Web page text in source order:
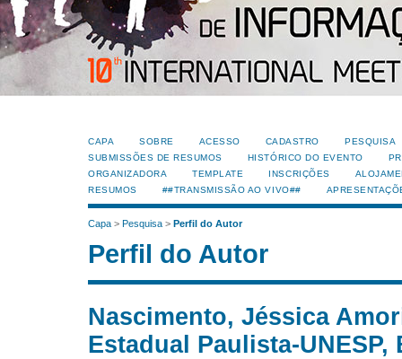
CAPA SOBRE ACESSO CADASTRO
PESQUISA
SUBMISSÕES DE RESUMOS
HISTÓRICO DO EVENTO
ORGANIZADORA
TEMPLATE INSCRIÇÕES
RESUMOS
##TRANSMISSÃO AO VIVO##
Capa > Pesquisa > Perfil do Autor
Perfil do Autor
Nascimento, Jéssica
Estadual Paulista-UNESP,